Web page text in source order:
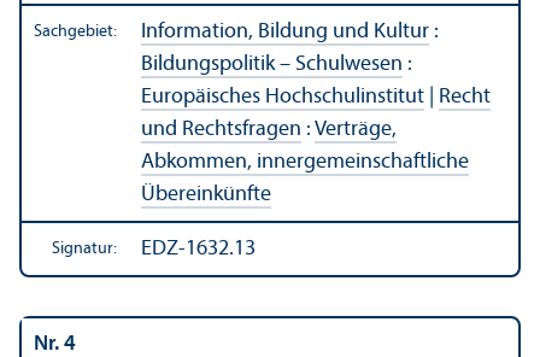
Sachgebiet: Information, Bildung und Kultur :
Bildungs­politik – Schulwesen :
Europäisches Hochschul­institut
Recht
und Rechts­fragen : Verträge,
Abkommen, innergemeinschaft­liche
Über­einkünfte
Signatur: EDZ-1632.13
Nr. 4